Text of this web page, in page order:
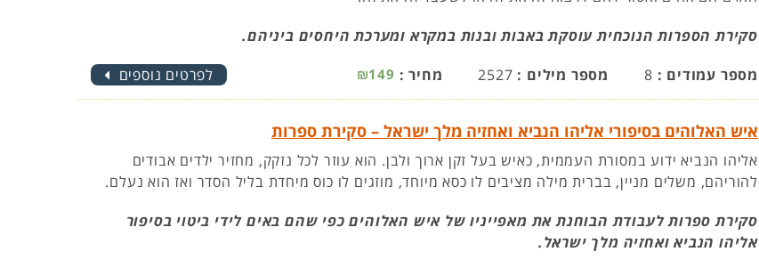
סקירת הספרות הנוכחית עוסקת באבות ובנות במקרא ומערכת היחסים ביניהם.
מספר עמודים : 8 מספר מילים : 2527 מחיר : ₪149 לפרטים נוספים
איש האלוהים בסיפורי אליהו הנביא ואחזיה מלך ישראל – סקירת ספרות
אליהו הנביא ידוע במסורת העממית, כאיש בעל זקן ארוך ולבן. הוא עוזר לכל נזקק, מחזיר ילדים אבודים
להוריהם, משלים מניין, בברית מילה מציבים לו כסא מיוחד, מוזגים לו כוס מיחדת בליל הסדר ואז הוא נעלם.
סקירת ספרות לעבודת הבוחנת את מאפייניו של איש האלוהים כפי שהם באים לידי ביטוי בסיפור
אליהו הנביא ואחזיה מלך ישראל.